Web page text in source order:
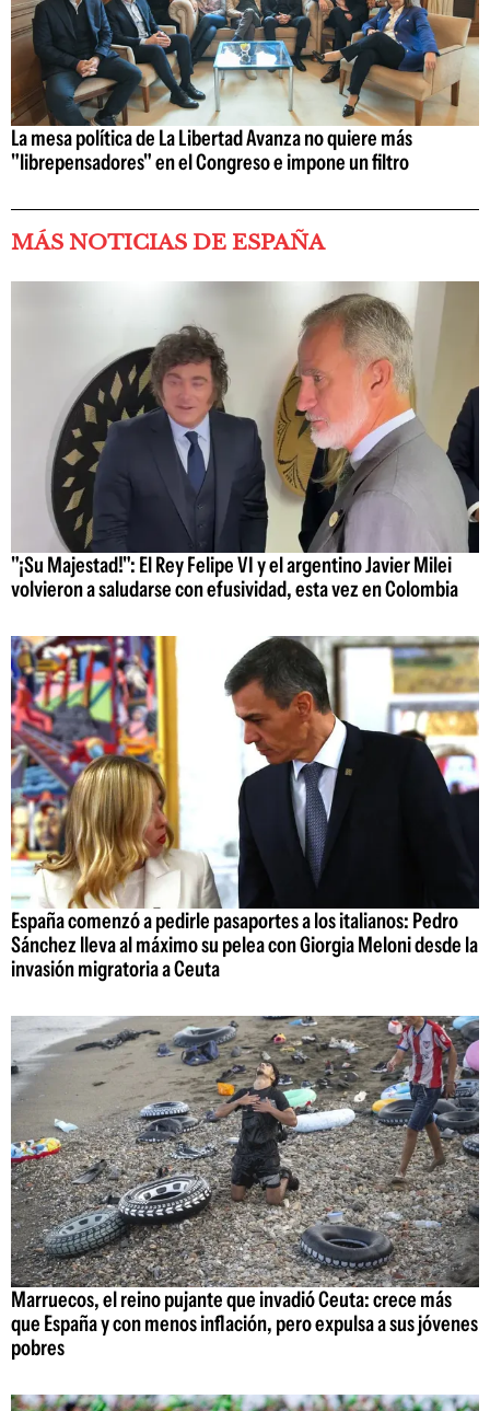
La mesa política de La Libertad Avanza no quiere más
"librepensadores" en el Congreso e impone un filtro
MÁS NOTICIAS DE ESPAÑA
"¡Su Majestad!": El Rey Felipe VI y el argentino Javier Milei
volvieron a saludarse con efusividad, esta vez en Colombia
España comenzó a pedirle pasaportes a los italianos: Pedro
Sánchez lleva al máximo su pelea con Giorgia Meloni desde la
invasión migratoria a Ceuta
Marruecos, el reino pujante que invadió Ceuta: crece más
que España y con menos inflación, pero expulsa a sus jóvenes
pobres